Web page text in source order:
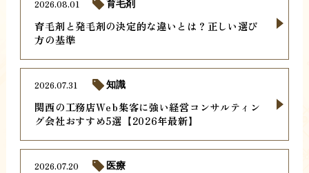
育毛剤と発毛剤の決定的な違いとは？正しい選び
方の基準
2026.08.01 育毛剤
関西の工務店Web集客に強い経営コンサルティン
グ会社おすすめ5選【2026年最新】
2026.07.31 知識
2026.07.20 医療